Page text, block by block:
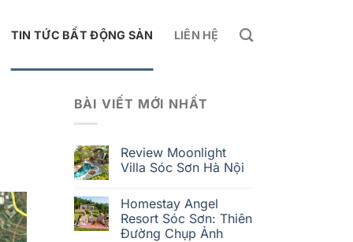
TIN TỨC BẤT ĐỘNG SẢN LIÊN HỆ
BÀI VIẾT MỚI NHẤT
Review Moonlight
Villa Sóc Sơn Hà Nội
Homestay Angel
Resort Sóc Sơn: Thiên
Đường Chụp Ảnh